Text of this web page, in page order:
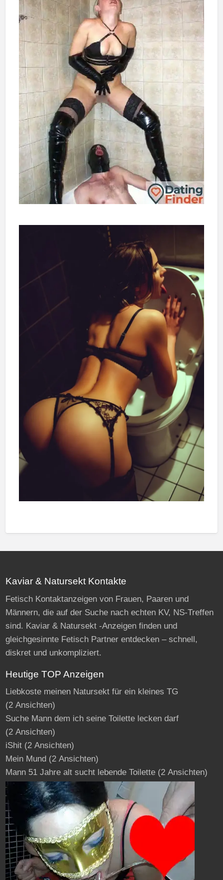
Kaviar & Natursekt Kontakte
Fetisch Kontaktanzeigen von Frauen, Paaren und
Männern, die auf der Suche nach echten KV, NS-Treffen
sind. Kaviar & Natursekt -Anzeigen finden und
gleichgesinnte Fetisch Partner entdecken – schnell,
diskret und unkompliziert.
Heutige TOP Anzeigen
Liebkoste meinen Natursekt für ein kleines TG
(2 Ansichten)
Suche Mann dem ich seine Toilette lecken darf
(2 Ansichten)
iShit(2 Ansichten)
Mein Mund(2 Ansichten)
Mann 51 Jahre alt sucht lebende Toilette(2 Ansichten)